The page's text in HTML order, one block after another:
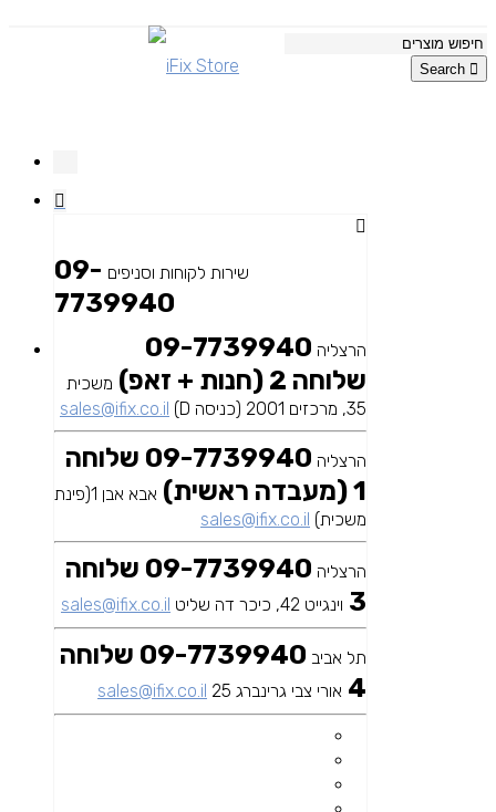
Search
שירות לקוחות וסניפים 09-
7739940
הרצליה 09-7739940
שלוחה 2 (חנות + זאפ)
משכית
35, מרכזים 2001 (כניסה D)
sales@ifix.co.il
הרצליה
09-7739940 שלוחה
1 (מעבדה ראשית)
אבא אבן 1(פינת
משכית) sales@ifix.co.il
הרצליה
09-7739940 שלוחה
3 וינגייט 42, כיכר דה שליט sales@ifix.co.il
תל אביב
09-7739940 שלוחה
4 אורי צבי גרינברג 25 sales@ifix.co.il